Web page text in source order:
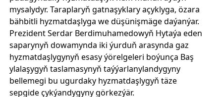
mysalydyr. Taraplaryň gatnaşyklary açyklyga, özara
bähbitli hyzmatdaşlyga we düşünişmäge daýanýar.
Prezident Serdar Berdimuhamedowyň Hytaýa eden
saparynyň dowamynda iki ýurduň arasynda gaz
hyzmatdaşlygynyň esasy ýörelgeleri boýunça Baş
ylalaşygyň taslamasynyň taýýarlanylandygyny
bellemegi bu ugurdaky hyzmatdaşlygyň täze
sepgide çykýandygyny görkezýär.